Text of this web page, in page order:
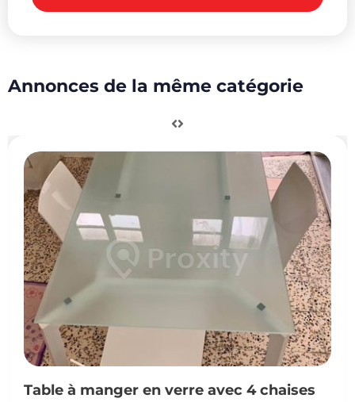
Annonces de la même catégorie
Table à manger en verre avec 4 chaises